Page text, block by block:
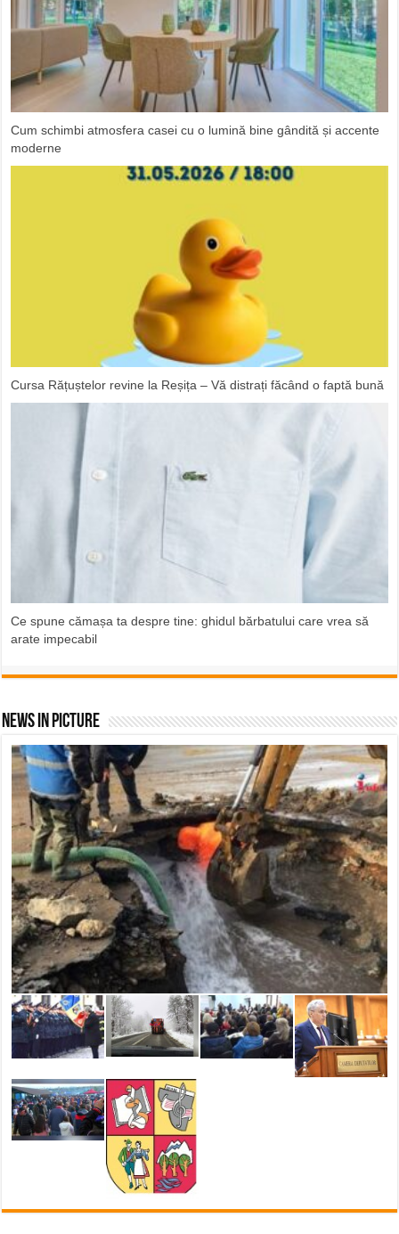
Cum schimbi atmosfera casei cu o lumină bine gândită și accente
moderne
Cursa Rățuștelor revine la Reșița – Vă distrați făcând o faptă bună
Ce spune cămașa ta despre tine: ghidul bărbatului care vrea să
arate impecabil
News In Picture